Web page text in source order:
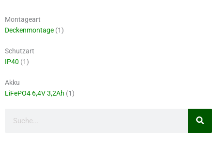
Montageart
Deckenmontage (1)
Schutzart
IP40 (1)
Akku
LiFePO4 6,4V 3,2Ah (1)